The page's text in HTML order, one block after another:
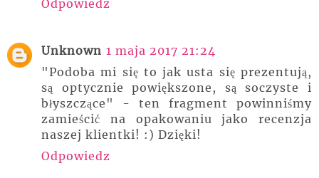
Odpowiedz
Unknown 1 maja 2017 21:24
"Podoba mi się to jak usta się prezentują,
są optycznie powiększone, są soczyste i
błyszczące" - ten fragment powinniśmy
zamieścić na opakowaniu jako recenzja
naszej klientki! :) Dzięki!
Odpowiedz